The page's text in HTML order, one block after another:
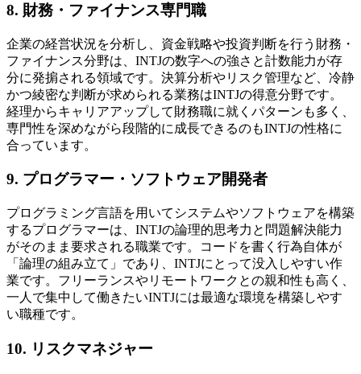
8. 財務・ファイナンス専門職
企業の経営状況を分析し、資金戦略や投資判断を行う財務・
ファイナンス分野は、INTJの数字への強さと計数能力が存
分に発掮される領域です。決算分析やリスク管理など、冷静
かつ綾密な判断が求められる業務はINTJの得意分野です。
経理からキャリアアップして財務職に就くパターンも多く、
専門性を深めながら段階的に成長できるのもINTJの性格に
合っています。
9. プログラマー・ソフトウェア開発者
プログラミング言語を用いてシステムやソフトウェアを構築
するプログラマーは、INTJの論理的思考力と問題解決能力
がそのまま要求される職業です。コードを書く行為自体が
「論理の組み立て」であり、INTJにとって没入しやすい作
業です。フリーランスやリモートワークとの親和性も高く、
一人で集中して働きたいINTJには最適な環境を構築しやす
い職種です。
10. リスクマネジャー